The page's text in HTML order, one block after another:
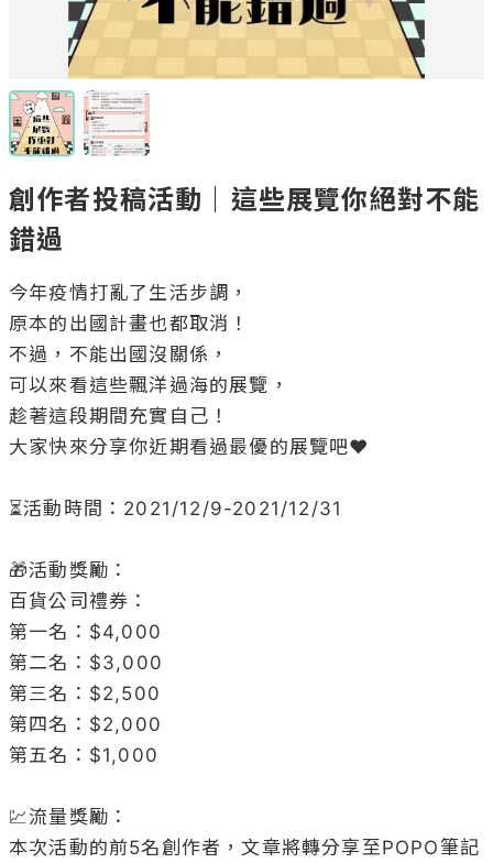
創作者投稿活動｜這些展覽你絕對不能
錯過
今年疫情打亂了生活步調，
原本的出國計畫也都取消！
不過，不能出國沒關係，
可以來看這些飄洋過海的展覽，
趁著這段期間充實自己！
大家快來分享你近期看過最優的展覽吧❤️
⏳活動時間：2021/12/9-2021/12/31
🎁活動獎勵：
百貨公司禮券：
第一名：$4,000
第二名：$3,000
第三名：$2,500
第四名：$2,000
第五名：$1,000
💹流量獎勵：
本次活動的前5名創作者，文章將轉分享至POPO筆記